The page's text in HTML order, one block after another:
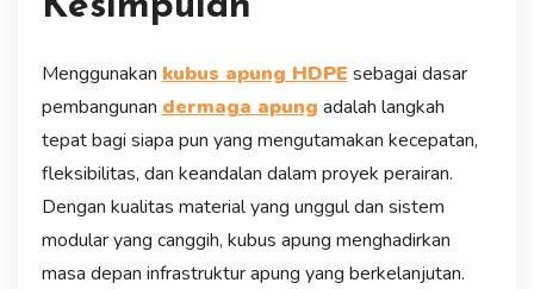
Menggunakan kubus apung HDPE sebagai dasar
pembangunan dermaga apung adalah langkah
tepat bagi siapa pun yang mengutamakan kecepatan,
fleksibilitas, dan keandalan dalam proyek perairan.
Dengan kualitas material yang unggul dan sistem
modular yang canggih, kubus apung menghadirkan
masa depan infrastruktur apung yang berkelanjutan.